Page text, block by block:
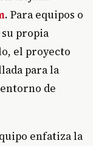
. Para equipos o
propia
el proyecto
para la
de
enfatiza la